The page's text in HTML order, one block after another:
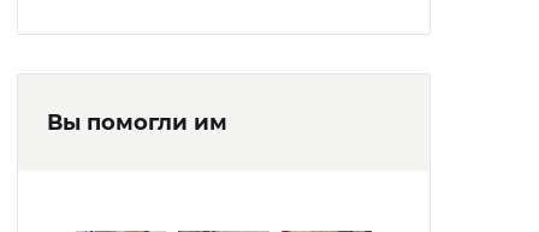
Вы помогли им